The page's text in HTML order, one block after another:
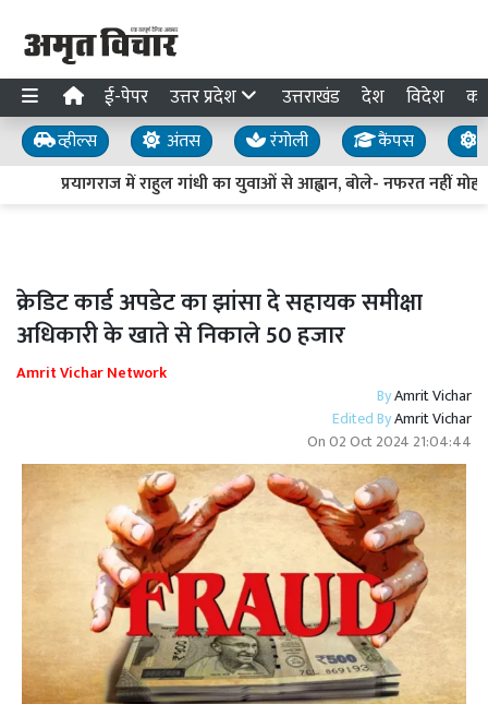
ई-पेपर उत्तर प्रदेश उत्तराखंड देश विदेश
व्हील्स अंतस रंगोली कैंपस
प्रयागराज में राहुल गांधी का युवाओं से आह्वान, बोले- नफरत नहीं
क्रेडिट कार्ड अपडेट का झांसा दे सहायक समीक्षा
अधिकारी के खाते से निकाले 50 हजार
Amrit Vichar Network
ByAmrit Vichar
Edited ByAmrit Vichar
On02 Oct 2024 21:04:44